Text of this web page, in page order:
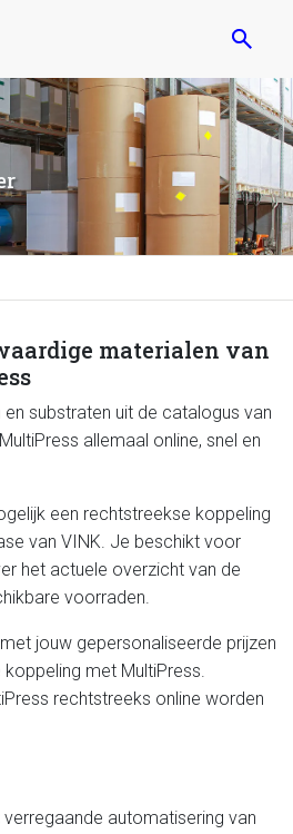
materialen van
substraten uit de catalogus van
allemaal online, snel en
een rechtstreekse koppeling
van VINK. Je beschikt voor
het actuele overzicht van de
voorraden.
jouw gepersonaliseerde prijzen
met MultiPress.
rechtstreeks online worden
verregaande automatisering van